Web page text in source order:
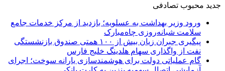
جدید محبوب تصادفی
ورود وزیر بهداشت به عسلویه؛ بازدید از مرکز خدمات جامع
سلامت شبانه‌روزی چاه‌مبارک
پیگیری جبران زیان بیش از ۱۰۰ همتی صندوق بازنشستگی
نفت از واگذاری سهام هلدینگ خلیج فارس
گام عملیاتی دولت برای هوشمندسازی یارانه سوخت؛ اجرای